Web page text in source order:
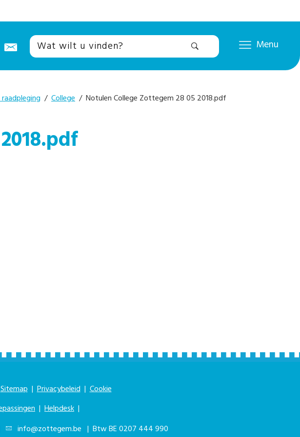
Menu
/ College / Notulen College Zottegem 28 05 2018.pdf
Sitemap |Privacybeleid |Cookie
| Helpdesk |
info@zottegem.be | Btw BE 0207 444 990